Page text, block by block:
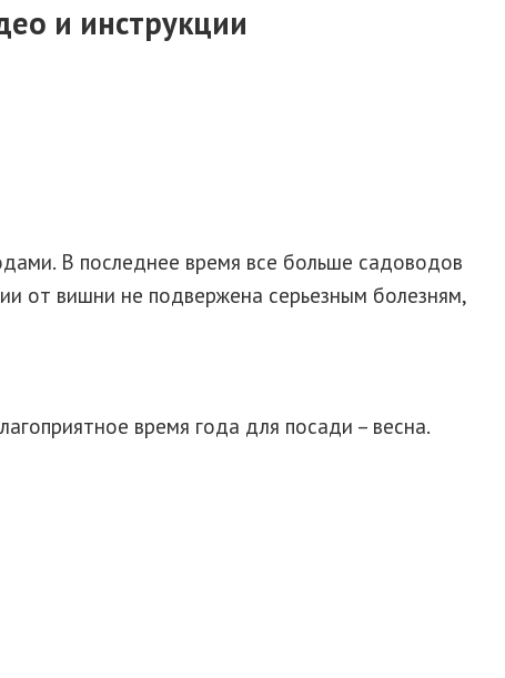
и инструкции
В последнее время все больше садоводов
от вишни не подвержена серьезным болезням,
время года для посади – весна.